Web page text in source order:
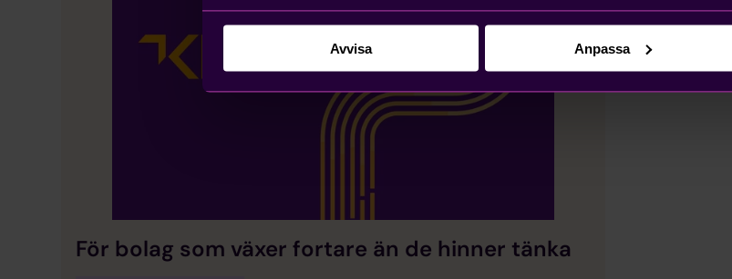
Avvisa Anpassa
För bolag som växer fortare än de hinner tänka